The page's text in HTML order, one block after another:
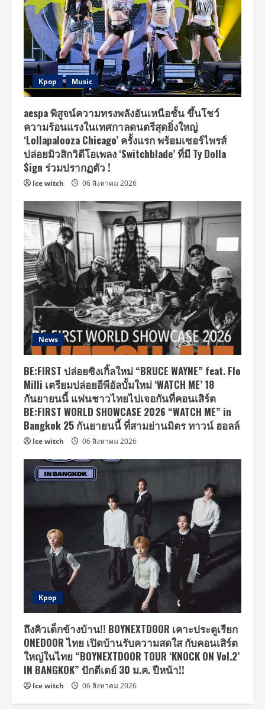
Kpop Music
aespa พิสูจน์ความทรงพลังอันเหนือชั้น ขึ้นโชว์
ความร้อนแรงในเทศกาลดนตรีสุดยิ่งใหญ่
‘Lollapalooza Chicago’ ครั้งแรก พร้อมเซอร์ไพรส์
ปล่อยมิวสิกวิดีโอเพลง ‘Switchblade’ ที่มี Ty Dolla
$ign ร่วมปรากฏตัว !
Ice witch 06 สิงหาคม 2026
News
BE:FIRST ปล่อยซิงเกิ้ลใหม่ “BRUCE WAYNE” feat. Flo
Milli เตรียมปล่อยอีพีอัลบั้มใหม่ ‘WATCH ME’ 18
กันยายนนี้ แฟนชาวไทยไปเจอกันที่คอนเสิร์ต
BE:FIRST WORLD SHOWCASE 2026 “WATCH ME” in
Bangkok 25 กันยายนนี้ ที่สามย่านมิตร ทาวน์ ฮอลล์
Ice witch 06 สิงหาคม 2026
Kpop
ถึงคิวเด็กข้างบ้าน!! BOYNEXTDOOR เคาะประตูเรียก
ONEDOOR ไทย เปิดบ้านรับความสดใส กับคอนเสิร์ต
ใหญ่ในไทย “BOYNEXTDOOR TOUR ‘KNOCK ON Vol.2’
IN BANGKOK” ปักดีเดย์ 30 ม.ค. ปีหน้า!!
Ice witch 06 สิงหาคม 2026